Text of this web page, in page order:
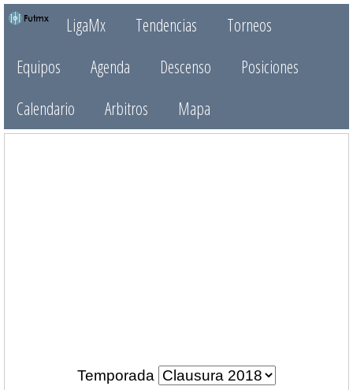
LigaMx Tendencias
Torneos
Equipos
Agenda Descenso
Posiciones
Calendario
Arbitros Mapa
Temporada